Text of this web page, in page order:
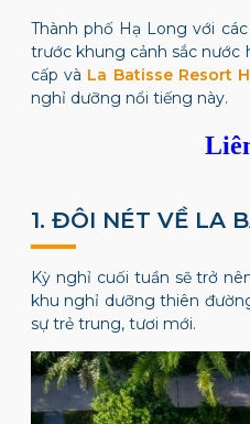
Thành phố Hạ Long với
trước khung cảnh sắc nước
cấp và La Batisse Resort
nghỉ dưỡng nổi tiếng này.
1. ĐÔI NÉT VỀ LA
Kỳ nghỉ cuối tuần sẽ trở
khu nghỉ dưỡng thiên
sự trẻ trung, tươi mới.